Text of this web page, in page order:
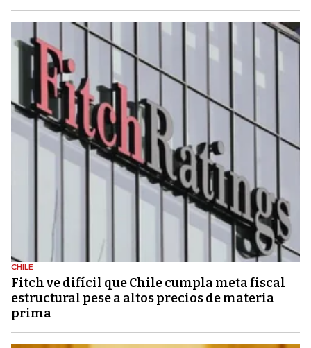
CHILE
Fitch ve difícil que Chile cumpla meta fiscal
estructural pese a altos precios de materia
prima